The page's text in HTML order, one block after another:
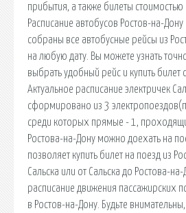
прибытия, а также билеты стоимостью
Расписание автобусов Ростов-на-
собраны все автобусные рейсы из
на любую дату. Вы можете узнать
выбрать удобный рейс и купить билет
Актуальное расписание электричек
сформировано из 3
среди которых прямые - 1,
Ростова-на-Дону можно доехать на
позволяет купить билет на поезд из
Сальска или от Сальска до Ростова-на-
расписание движения пассажирских
в Ростов-на-Дону. Будьте